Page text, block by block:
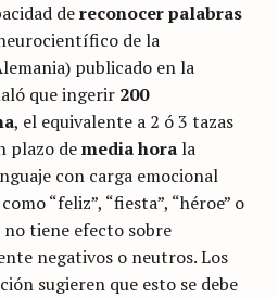
dereconocer palabras
de la
publicado en la
que ingerir 200
, el equivalente a 2 ó 3 tazas
plazo demedia hora la
con carga emocional
“feliz”, “fiesta”, “héroe” o
no tiene efecto sobre
negativos o neutros. Los
sugieren que esto se debe